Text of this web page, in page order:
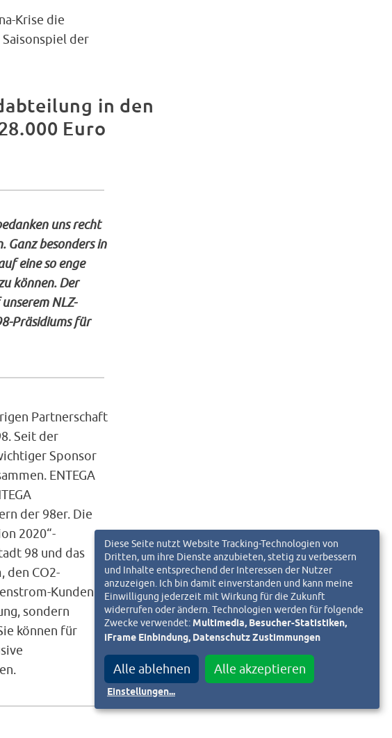
Krise die
der
in den
Euro
uns recht
Ganz besonders in
eine so enge
können. Der
NLZ-
Präsidiums für
Partnerschaft
Seit der
Sponsor
ENTEGA
der 98er. Die
2020“-
98 und das
den CO2-
Kunden
sondern
können für
Diese Seite nutzt Website Tracking-Technologien von
Dritten, um ihre Dienste anzubieten, stetig zu verbessern
und Inhalte entsprechend der Interessen der Nutzer
anzuzeigen. Ich bin damit einverstanden und kann meine
Einwilligung jederzeit mit Wirkung für die Zukunft
widerrufen oder ändern. Technologien werden für folgende
Zwecke verwendet:Multimedia, Besucher-Statistiken,
iFrame Einbindung, Datenschutz Zustimmungen
Alle ablehnen Alle akzeptieren
Einstellungen...